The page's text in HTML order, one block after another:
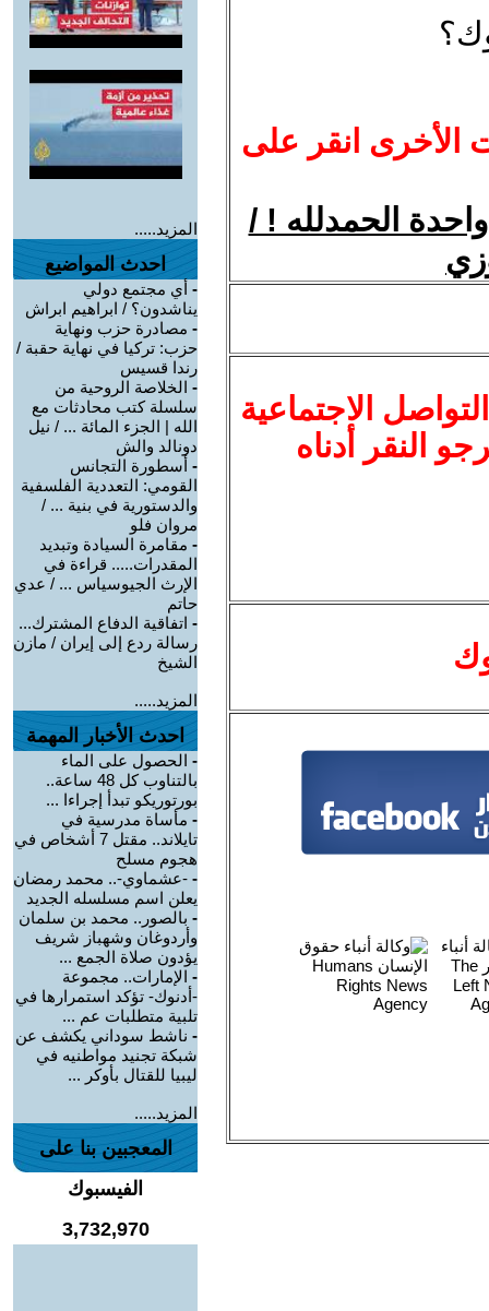
الأخرى انقر على
الحمدلله ! /
الاجتماعية
النقر أدناه
المزيد.....
احدث المواضيع
- أي مجتمع دولي
يناشدون؟ / ابراهيم ابراش
- مصادرة حزب ونهاية
حزب: تركيا في نهاية حقبة /
رندا قسيس
- الخلاصة الروحية من
سلسلة كتب محادثات مع
الله | الجزء المائة ... / نيل
دونالد والش
- أسطورة التجانس
القومي: التعددية الفلسفية
والدستورية في بنية ... /
مروان فلو
- مقامرة السيادة وتبديد
المقدرات..... قراءة في
الإرث الجيوسياس ... / عدي
حاتم
- اتفاقية الدفاع المشترك...
رسالة ردع إلى إيران / مازن
الشيخ
المزيد.....
احدث الأخبار المهمة
- الحصول على الماء
بالتناوب كل 48 ساعة..
بورتوريكو تبدأ إجراءا ...
- مأساة مدرسية في
تايلاند.. مقتل 7 أشخاص في
هجوم مسلح
- -عشماوي-.. محمد رمضان
يعلن اسم مسلسله الجديد
- بالصور.. محمد بن سلمان
وأردوغان وشهباز شريف
يؤدون صلاة الجمع ...
- الإمارات.. مجموعة
-أدنوك- تؤكد استمرارها في
تلبية متطلبات عم ...
- ناشط سوداني يكشف عن
شبكة تجنيد مواطنيه في
ليبيا للقتال بأوكر ...
المزيد.....
المعجبين بنا على
الفيسبوك
3,732,970